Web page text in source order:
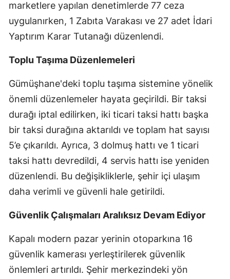
Samsun
Siirt
Sinop
Sivas
Tekirdağ
Trabzon
Tunceli
Şanlıurfa
Yozgat
Zonguldak
marketlere yapılan denetimlerde 77 ceza
uygulanırken, 1 Zabıta Varakası ve 27 adet İdari
Yaptırım Karar Tutanağı düzenlendi.
Toplu Taşıma Düzenlemeleri
Gümüşhane'deki toplu taşıma sistemine yönelik
önemli düzenlemeler hayata geçirildi. Bir taksi
durağı iptal edilirken, iki ticari taksi hattı başka
bir taksi durağına aktarıldı ve toplam hat sayısı
5’e çıkarıldı. Ayrıca, 3 dolmuş hattı ve 1 ticari
taksi hattı devredildi, 4 servis hattı ise yeniden
düzenlendi. Bu değişikliklerle, şehir içi ulaşım
daha verimli ve güvenli hale getirildi.
Güvenlik Çalışmaları Aralıksız Devam Ediyor
Kapalı modern pazar yerinin otoparkına 16
güvenlik kamerası yerleştirilerek güvenlik
önlemleri artırıldı. Şehir merkezindeki yön